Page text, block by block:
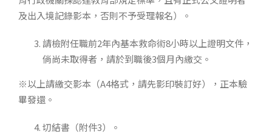
及出入境記錄影本，否則不予受理報名）。
請檢附任職前2年內基本救命術8小時以上證明文件，
倘尚未取得者，請於到職後3個月內繳交。
※以上請繳交影本（A4格式，請先影印裝訂好），正本驗
畢發還。
切結書（附件3）。